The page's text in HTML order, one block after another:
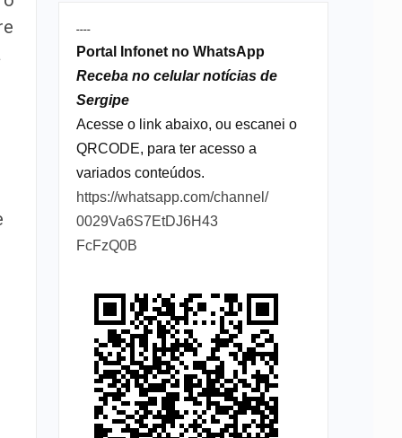
----
Portal Infonet no WhatsApp
Receba no celular notícias de
Sergipe
Acesse o link abaixo, ou escanei o
QRCODE, para ter acesso a
variados conteúdos.
https://whatsapp.com/channel/
0029Va6S7EtDJ6H43
FcFzQ0B